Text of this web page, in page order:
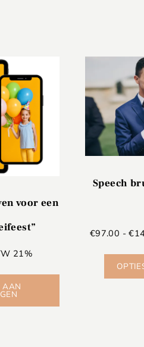
voor een
21%
AAN
Speech
€97.00 - €